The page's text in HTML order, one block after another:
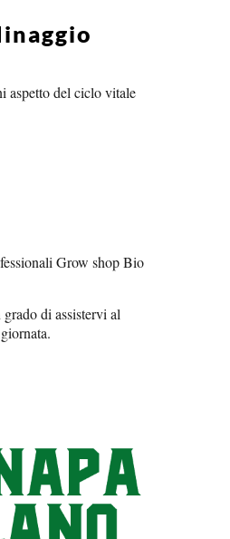
aspetto del ciclo vitale
Grow shop Bio
di assistervi al